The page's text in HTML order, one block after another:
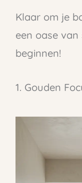
Klaar om je
een oase van
beginnen!
1. Gouden